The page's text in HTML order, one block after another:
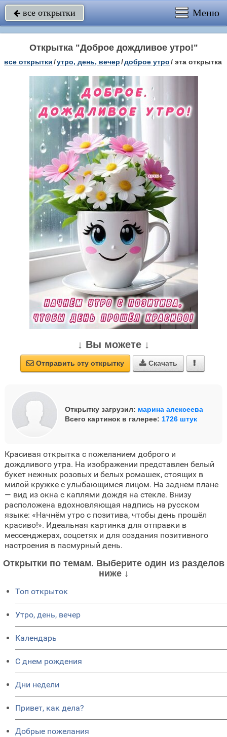
 все открытки Меню
Открытка "Доброе дождливое утро!"
все открытки/утро, день, вечер/доброе утро/ эта открытка
↓ Вы можете ↓
 Отправить эту открытку  Скачать 
Открытку загрузил: марина алексеева
Всего картинок в галерее: 1726 штук
Красивая открытка с пожеланием доброго и
дождливого утра. На изображении представлен белый
букет нежных розовых и белых ромашек, стоящих в
милой кружке с улыбающимся лицом. На заднем плане
— вид из окна с каплями дождя на стекле. Внизу
расположена вдохновляющая надпись на русском
языке: «Начнём утро с позитива, чтобы день прошёл
красиво!». Идеальная картинка для отправки в
мессенджерах, соцсетях и для создания позитивного
настроения в пасмурный день.
Открытки по темам. Выберите один из разделов
ниже ↓
Топ открыток
Утро, день, вечер
Календарь
C днем рождения
Дни недели
Привет, как дела?
Добрые пожелания